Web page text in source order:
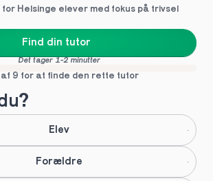
Helsinge elever med fokus på trivsel
Find din tutor
Det tager 1-2 minutter
af 9 for at finde den rette tutor
Elev
Forældre